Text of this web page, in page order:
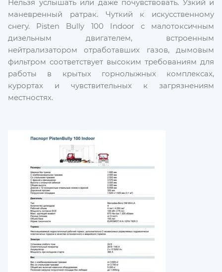
Нельзя услышать или даже почувствовать. Узкий и
маневренный ратрак. Чуткий к искусственному
снегу. Pisten Bully 100 Indoor с малотоксичным
дизельным двигателем, встроенным
нейтрализатором отработавших газов, дымовым
фильтром соответствует высоким требованиям для
работы в крытых горнолыжных комплексах,
курортах и чувствительных к загрязнениям
местностях.